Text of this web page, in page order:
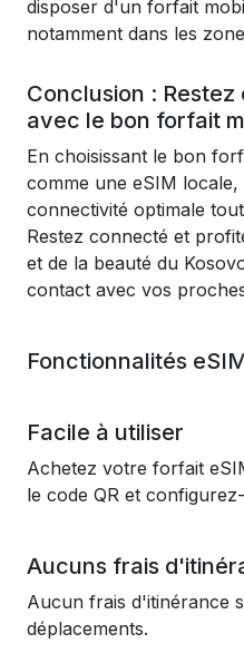
disposer d'un forfait
notamment dans les
Conclusion :
avec le bon forfait
En choisissant le bon
comme une eSIM
connectivité optimale
Restez connecté et
et de la beauté du
contact avec vos
Fonctionnalités
Facile à utiliser
Achetez votre forfait
le code QR et
Aucuns frais
Aucun frais d'itinérance
déplacements.